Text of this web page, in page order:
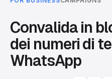
Convalida in
dei numeri di
WhatsApp